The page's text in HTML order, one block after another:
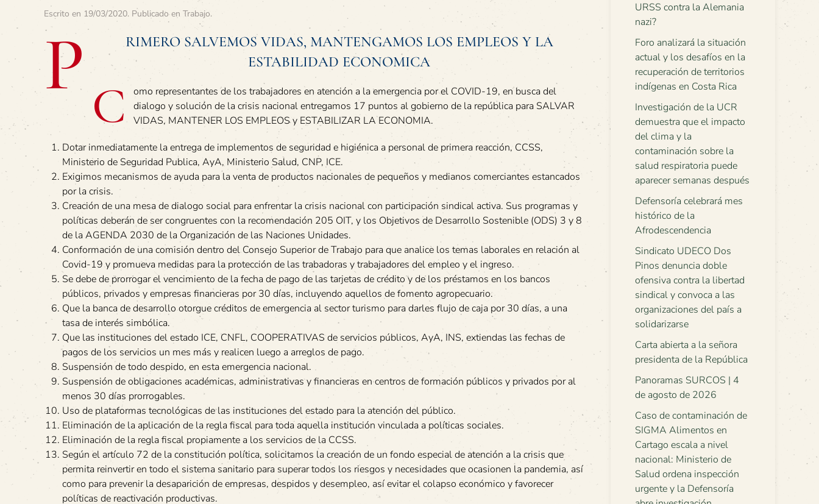
Escrito en 19/03/2020. Publicado en Trabajo.
P
RIMERO SALVEMOS VIDAS, MANTENGAMOS LOS EMPLEOS Y LA
ESTABILIDAD ECONOMICA
C
omo representantes de los trabajadores en atención a la emergencia por el COVID-19, en busca del
dialogo y solución de la crisis nacional entregamos 17 puntos al gobierno de la república para SALVAR
VIDAS, MANTENER LOS EMPLEOS y ESTABILIZAR LA ECONOMIA.
Dotar inmediatamente la entrega de implementos de seguridad e higiénica a personal de primera reacción, CCSS,
Ministerio de Seguridad Publica, AyA, Ministerio Salud, CNP, ICE.
Exigimos mecanismos de ayuda para la venta de productos nacionales de pequeños y medianos comerciantes estancados
por la crisis.
Creación de una mesa de dialogo social para enfrentar la crisis nacional con participación sindical activa. Sus programas y
políticas deberán de ser congruentes con la recomendación 205 OIT, y los Objetivos de Desarrollo Sostenible (ODS) 3 y 8
de la AGENDA 2030 de la Organización de las Naciones Unidades.
Conformación de una comisión dentro del Consejo Superior de Trabajo para que analice los temas laborales en relación al
Covid-19 y promueva medidas para la protección de las trabadoras y trabajadores del empleo y el ingreso.
Se debe de prorrogar el vencimiento de la fecha de pago de las tarjetas de crédito y de los préstamos en los bancos
públicos, privados y empresas financieras por 30 días, incluyendo aquellos de fomento agropecuario.
Que la banca de desarrollo otorgue créditos de emergencia al sector turismo para darles flujo de caja por 30 días, a una
tasa de interés simbólica.
Que las instituciones del estado ICE, CNFL, COOPERATIVAS de servicios públicos, AyA, INS, extiendas las fechas de
pagos de los servicios un mes más y realicen luego a arreglos de pago.
Suspensión de todo despido, en esta emergencia nacional.
Suspensión de obligaciones académicas, administrativas y financieras en centros de formación públicos y privados por al
menos 30 días prorrogables.
Uso de plataformas tecnológicas de las instituciones del estado para la atención del público.
Eliminación de la aplicación de la regla fiscal para toda aquella institución vinculada a políticas sociales.
Eliminación de la regla fiscal propiamente a los servicios de la CCSS.
Según el artículo 72 de la constitución política, solicitamos la creación de un fondo especial de atención a la crisis que
permita reinvertir en todo el sistema sanitario para superar todos los riesgos y necesidades que ocasionen la pandemia, así
como para prevenir la desaparición de empresas, despidos y desempleo, así evitar el colapso económico y favorecer
políticas de reactivación productivas.
URSS contra la Alemania
nazi?
Foro analizará la situación
actual y los desafíos en la
recuperación de territorios
indígenas en Costa Rica
Investigación de la UCR
demuestra que el impacto
del clima y la
contaminación sobre la
salud respiratoria puede
aparecer semanas después
Defensoría celebrará mes
histórico de la
Afrodescendencia
Sindicato UDECO Dos
Pinos denuncia doble
ofensiva contra la libertad
sindical y convoca a las
organizaciones del país a
solidarizarse
Carta abierta a la señora
presidenta de la República
Panoramas SURCOS | 4
de agosto de 2026
Caso de contaminación de
SIGMA Alimentos en
Cartago escala a nivel
nacional: Ministerio de
Salud ordena inspección
urgente y la Defensoría